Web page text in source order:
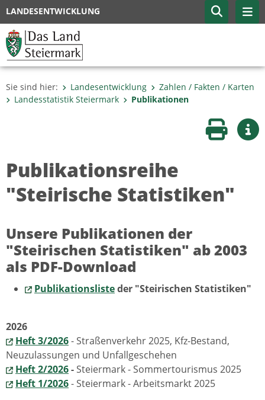
LANDESENTWICKLUNG
Sie sind hier: Landesentwicklung
Zahlen / Fakten / Karten
Landesstatistik Steiermark
Publikationen
Seite
Publikationsreihe
"Steirische Statistiken"
Unsere Publikationen der
"Steirischen Statistiken" ab 2003
als PDF-Download
Publikationslisteder "Steirischen Statistiken"
2026
Heft 3/2026- Straßenverkehr 2025, Kfz-Bestand,
Neuzulassungen und Unfallgeschehen
Heft 2/2026-Steiermark - Sommertourismus 2025
Heft 1/2026- Steiermark - Arbeitsmarkt 2025